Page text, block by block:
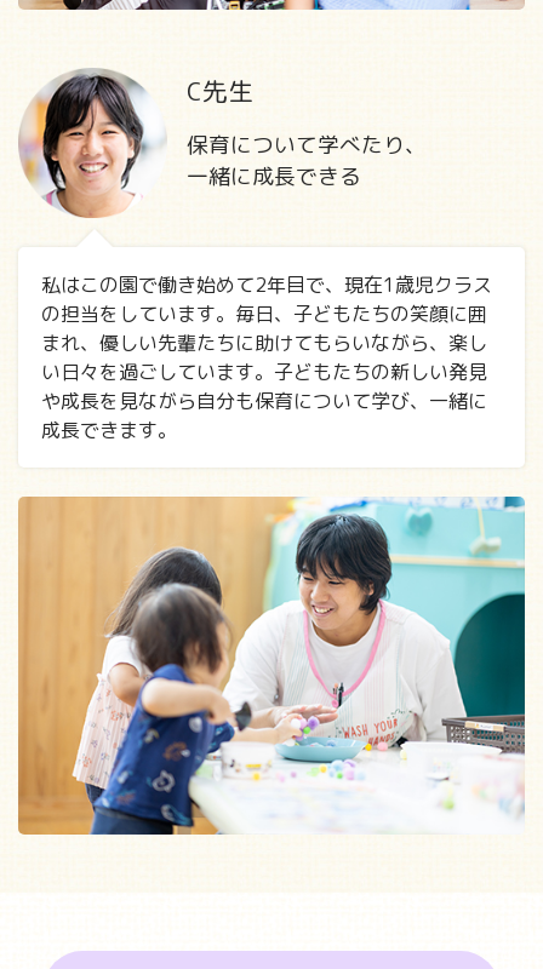
042-642-0046
C先生
保育について学べたり、
一緒に成長できる
私はこの園で働き始めて2年目で、現在1歳児クラス
の担当をしています。毎日、子どもたちの笑顔に囲
まれ、優しい先輩たちに助けてもらいながら、楽し
い日々を過ごしています。子どもたちの新しい発見
や成長を見ながら自分も保育について学び、一緒に
成長できます。